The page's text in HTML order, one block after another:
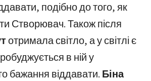
подібно до того, як
Створювач. Також після
отримала світло, а у світлі є
в ній у
бажання віддавати. Біна